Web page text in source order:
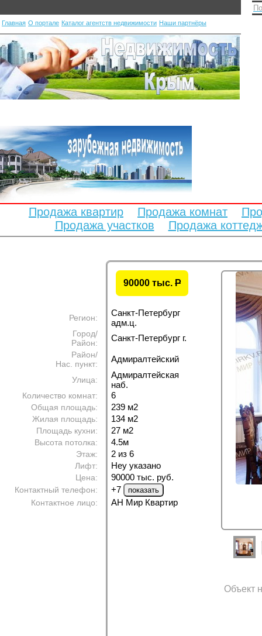
Главная О портале Каталог агентств недвижимости Наши партнёры
Продажа квартир Продажа комнат
Продажа участков
Продажа
90000 тыс. P
Регион:
Санкт-Петербург
адм.ц.
Город/
Район:
Санкт-Петербург г.
Район/
Нас. пункт:
Адмиралтейский
Улица:
Адмиралтейская
наб.
Количество комнат: 6
Общая площадь: 239 м2
Жилая площадь: 134 м2
Площадь кухни: 27 м2
Высота потолка: 4.5м
Этаж: 2 из 6
Лифт: Неу указано
Цена: 90000 тыс. руб.
Контактный телефон: +7
Контактное лицо: АН Мир Квартир
Объект